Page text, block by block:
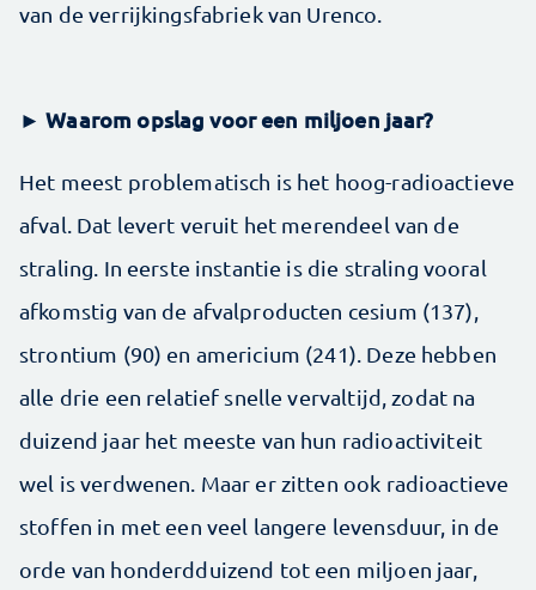
van de verrijkingsfabriek van Urenco.
► Waarom opslag voor een miljoen jaar?
Het meest problematisch is het hoog-radioactieve
afval. Dat levert veruit het merendeel van de
straling. In eerste instantie is die straling vooral
afkomstig van de afvalproducten cesium (137),
strontium (90) en americium (241). Deze hebben
alle drie een relatief snelle vervaltijd, zodat na
duizend jaar het meeste van hun radioactiviteit
wel is verdwenen. Maar er zitten ook radioactieve
stoffen in met een veel langere levensduur, in de
orde van honderdduizend tot een miljoen jaar,